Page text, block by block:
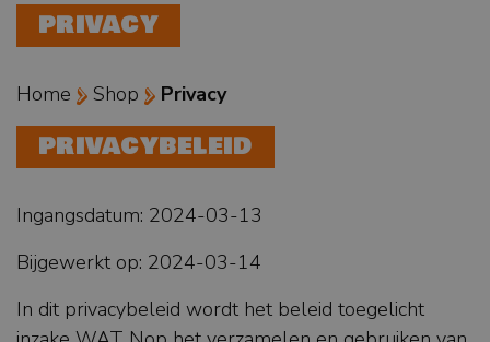
PRIVACY
Home Shop Privacy
PRIVACYBELEID
Ingangsdatum: 2024-03-13
Bijgewerkt op: 2024-03-14
In dit privacybeleid wordt het beleid toegelicht